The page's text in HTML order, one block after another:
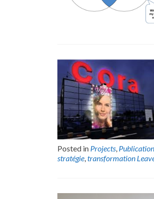
Posted in Projects,
stratégie,transformation